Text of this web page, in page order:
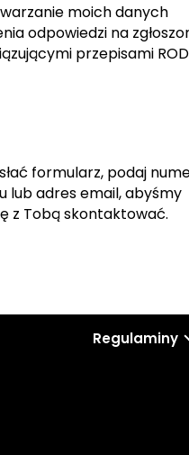
moich danych
odpowiedzi na
przepisami
formularz, podaj
lub adres email, abyśmy
z Tobą skontaktować.
Regulaminy